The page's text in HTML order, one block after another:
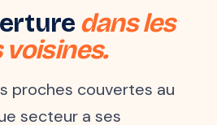
dans les
proches couvertes au
secteur a ses